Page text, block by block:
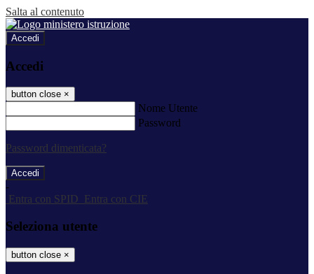
Salta al contenuto
Accedi
Accedi
button close ×
Nome Utente
Password
Password dimenticata?
-
Entra con SPID
Entra con CIE
Seleziona utente
button close ×